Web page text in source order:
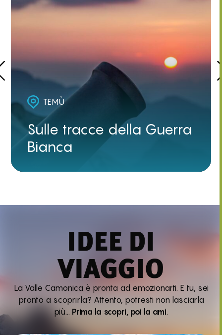
TEMÙ
Sulle tracce della Guerra
Bianca
IDEE DI
VIAGGIO
La Valle Camonica è pronta ad emozionarti. E tu, sei
pronto a scoprirla? Attento, potresti non lasciarla
più… Prima la scopri, poi la ami.